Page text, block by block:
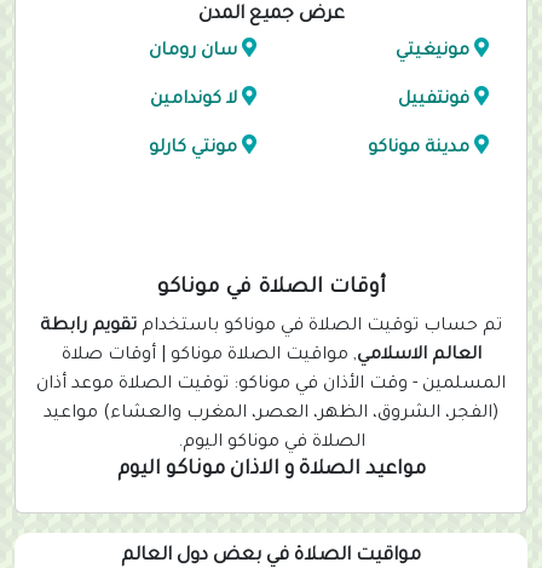
عرض جميع المدن
مونيغيتي سان رومان
فونتفييل لا كوندامين
مدينة موناكو مونتي كارلو
أوقات الصلاة في موناكو
تم حساب توقيت الصلاة في موناكو باستخدام تقويم رابطة
العالم الاسلامي, مواقيت الصلاة موناكو | أوقات صلاة
المسلمين - وقت الأذان في موناكو: توقيت الصلاة موعد أذان
(الفجر، الشروق، الظهر، العصر، المغرب والعشاء) مواعيد
الصلاة في موناكو اليوم.
مواعيد الصلاة و الاذان موناكو اليوم
مواقيت الصلاة في بعض دول العالم